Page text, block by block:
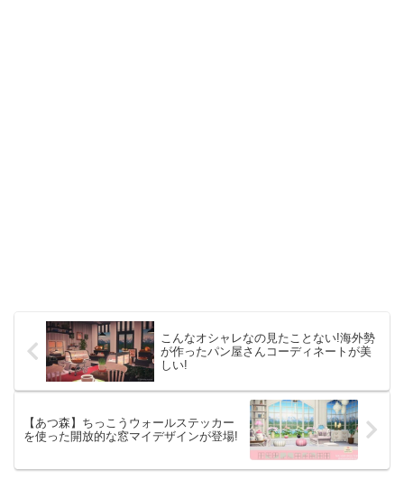
こんなオシャレなの見たことない!海外勢
が作ったパン屋さんコーディネートが美
しい!
【あつ森】ちっこうウォールステッカー
を使った開放的な窓マイデザインが登場!